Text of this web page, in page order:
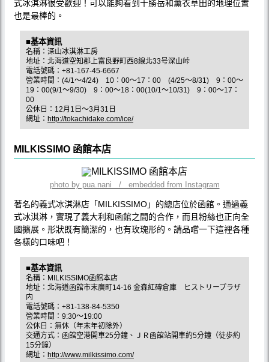
式冰淇淋很受歡迎！可以能夠看到十勝岳和薰衣草田的地理位置
也是最棒的。
■基本資訊
名稱：深山冰淇淋工房
地址：北海道空知郡上富良野町西8線北33号深山峠
電話號碼：+81-167-45-6667
營業時間：(4/1～4/24) 10：00～17：00 (4/25～8/31) 9：00～
19：00(9/1～9/30) 9：00～18：00(10/1～10/31) 9：00～17：
00
公休日：12月1日～3月31日
網址： http://tokachidake.com/ice/
MILKISSIMO 函館本店
photo by pua.nani / embedded from Instagram
著名的義式冰淇淋店「MILKISSIMO」的總店位於函館。通過義
式冰淇淋，實現了義大利和函館之間的合作，而且粉絲也正向全
國擴展。形狀既有簡潔的，也有玫瑰形的。請品嚐一下這裡各種
各樣的口味吧！
■基本資訊
名稱：MILKISSIMO函館本店
地址：北海道函館市末廣町14-16 金森紅磚倉庫 ヒストリープラザ
内
電話號碼：+81-138-84-5350
營業時間：9:30～19:00
公休日：無休（年末年初除外）
交通方式：函館空港開車25分鐘、ＪＲ函館站開車約5分鐘（徒歩約
15分鐘）
網址： http://www.milkissimo.com/